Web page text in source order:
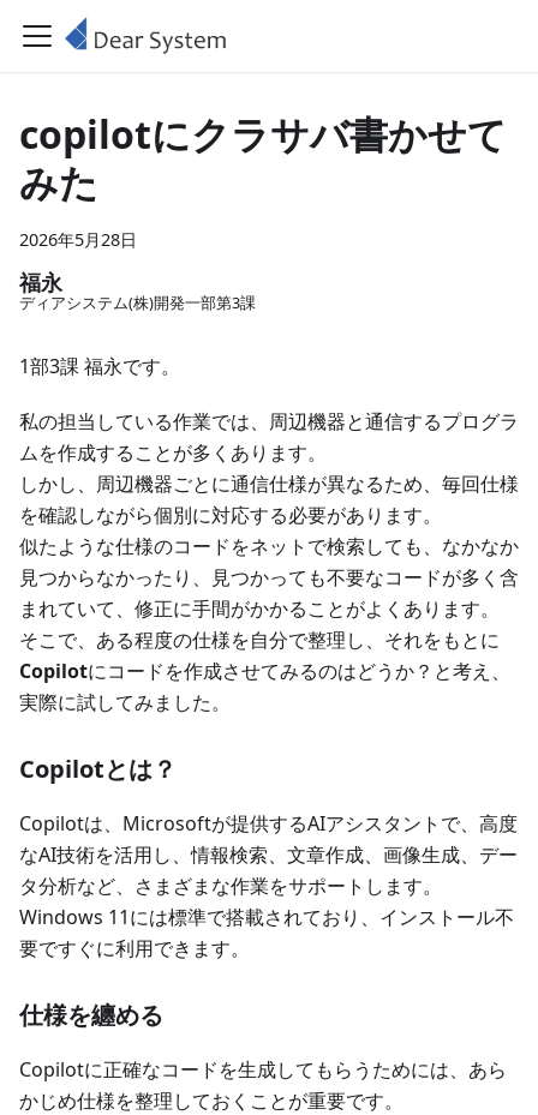
copilotにクラサバ書かせて
みた
2026年5月28日
福永
ディアシステム(株)開発一部第3課
1部3課 福永です。
私の担当している作業では、周辺機器と通信するプログラ
ムを作成することが多くあります。
しかし、周辺機器ごとに通信仕様が異なるため、毎回仕様
を確認しながら個別に対応する必要があります。
似たような仕様のコードをネットで検索しても、なかなか
見つからなかったり、見つかっても不要なコードが多く含
まれていて、修正に手間がかかることがよくあります。
そこで、ある程度の仕様を自分で整理し、それをもとに
Copilotにコードを作成させてみるのはどうか？と考え、
実際に試してみました。
Copilotとは？
Copilotは、Microsoftが提供するAIアシスタントで、高度
なAI技術を活用し、情報検索、文章作成、画像生成、デー
タ分析など、さまざまな作業をサポートします。
Windows 11には標準で搭載されており、インストール不
要ですぐに利用できます。
仕様を纏める
Copilotに正確なコードを生成してもらうためには、あら
かじめ仕様を整理しておくことが重要です。